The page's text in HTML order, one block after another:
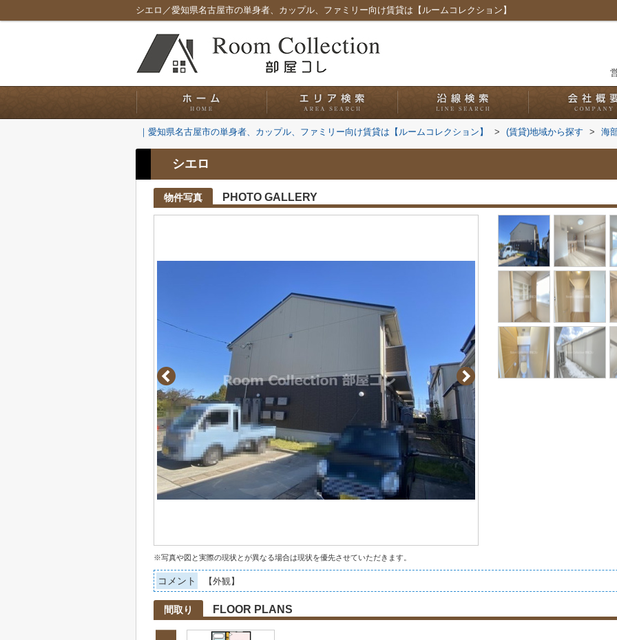
シエロ／愛知県名古屋市の単身者、カップル、ファミリー向け賃貸は【ルームコレクション】
｜愛知県名古屋市の単身者、カップル、ファミリー向け賃貸は【ルームコレクション】 > (賃貸)地域から探す > 海
シエロ
物件写真 PHOTO GALLERY
※写真や図と実際の現状とが異なる場合は現状を優先させていただきます。
コメント 【外観】
間取り FLOOR PLANS